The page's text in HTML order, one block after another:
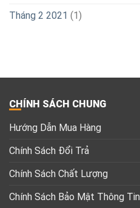
Tháng 2 2021 (1)
CHÍNH SÁCH CHUNG
Hướng Dẫn Mua Hàng
Chính Sách Đổi Trả
Chính Sách Chất Lượng
Chính Sách Bảo Mật Thông Tin